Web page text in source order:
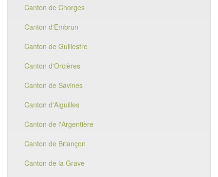
Canton de Chorges
Canton d'Embrun
Canton de Guillestre
Canton d'Orcières
Canton de Savines
Canton d'Aiguilles
Canton de l'Argentière
Canton de Briançon
Canton de la Grave